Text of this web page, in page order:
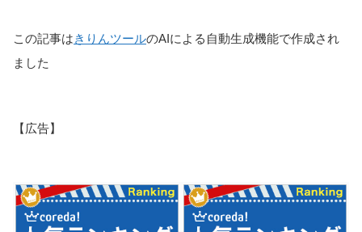
この記事はきりんツールのAIによる自動生成機能で作成され
ました
【広告】